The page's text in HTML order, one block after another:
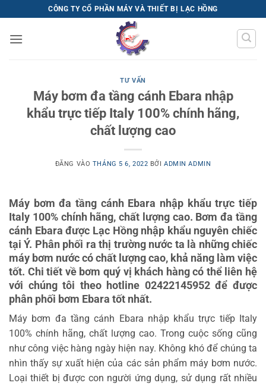
qua
nội
CÔNG TY CỔ PHẦN MÁY VÀ THIẾT BỊ LẠC HỒNG
TƯ VẤN
Máy bơm đa tầng cánh Ebara nhập
khẩu trực tiếp Italy 100% chính hãng,
chất lượng cao
ĐĂNG VÀO THÁNG 5 6, 2022 BỞIADMIN ADMIN
Máy bơm đa tầng cánh Ebara nhập khẩu trực tiếp
Italy 100% chính hãng, chất lượng cao. Bơm đa tầng
cánh Ebara được Lạc Hồng nhập khẩu nguyên chiếc
tại Ý. Phân phối ra thị trường nước ta là những chiếc
máy bơm nước có chất lượng cao, khả năng làm việc
tốt. Chi tiết về bơm quý vị khách hàng có thể liên hệ
với chúng tôi theo hotline 02422145952 để được
phân phối bơm Ebara tốt nhất.
Máy bơm đa tầng cánh Ebara nhập khẩu trực tiếp Italy
100% chính hãng, chất lượng cao. Trong cuộc sống cũng
như công việc hàng ngày hiện nay. Không khó để chúng ta
nhìn thấy sự xuất hiện của các sản phẩm máy bơm nước.
Loại thiết bị được con người ứng dụng, sử dụng rất nhiều